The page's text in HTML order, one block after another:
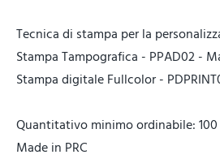
Tecnica di stampa per la
Stampa Tampografica - PPAD02 -
Stampa digitale Fullcolor -
Quantitativo minimo ordinabile:
Made in PRC